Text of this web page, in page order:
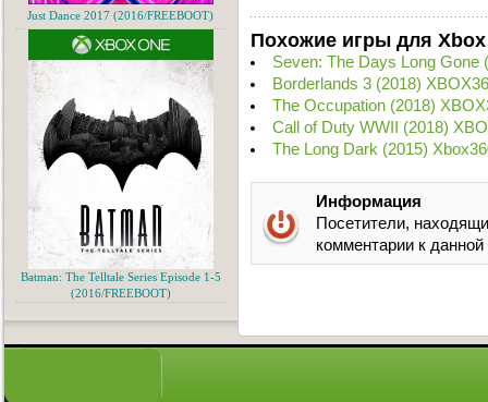
Похожие игры для Xbox
Seven: The Days Long Gone
Borderlands 3 (2018)
The Occupation (2018)
Call of Duty WWII (2018)
The Long Dark (2015)
Информация
Посетители,
комментарии к
Just Dance 2017 (2016/FREEBOOT)
Batman: The Telltale Series Episode 1-5
(2016/FREEBOOT)